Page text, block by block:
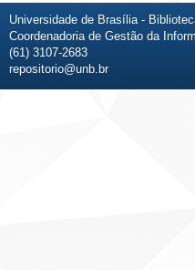
Universidade de Brasília -
Coordenadoria de Gestão da
(61) 3107-2683
repositorio@unb.br